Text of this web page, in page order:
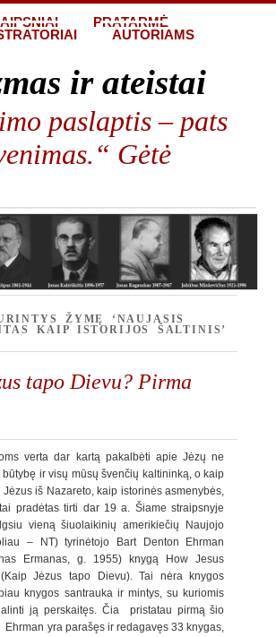
PRATARMĖ
AUTORIAMS
ir ateistai
paslaptis – pats
Gėtė
ŽYMĘ ‘NAUJASIS
KAIP ISTORIJOS ŠALTINIS’
tapo Dievu? Pirma
verta dar kartą pakalbėti apie Jėzų ne
būtybę ir visų mūsų švenčių kaltininką, o kaip
iš Nazareto, kaip istorinės asmenybės,
pradėtas tirti dar 19 a. Šiame straipsnyje
vieną šiuolaikinių amerikiečių Naujojo
– NT) tyrinėtojo Bart Denton Ehrman
Ermanas, g. 1955) knygą How Jesus
Jėzus tapo Dievu). Tai nėra knygos
knygos santrauka ir mintys, su kuriomis
ją perskaitęs. Čia pristatau pirmą šio
yra parašęs ir redagavęs 33 knygas,